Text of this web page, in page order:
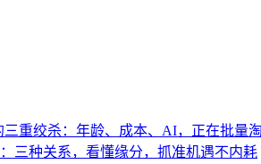
三重绞杀：年龄、成本、AI，正在批量
三种关系，看懂缘分，抓准机遇不内耗